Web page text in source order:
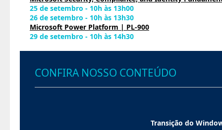
25 de setembro - 10h às 13h00
26 de setembro - 10h às 13h30
Microsoft Power Platform | PL-900
29 de setembro - 10h às 14h30
CONFIRA NOSSO CONTEÚDO
Transição do